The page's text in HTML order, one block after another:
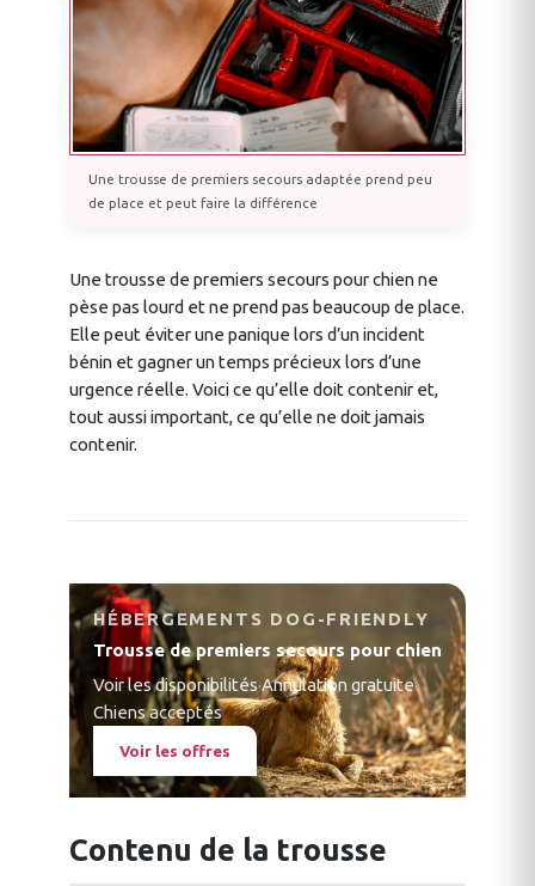
Une trousse de premiers secours adaptée prend peu
de place et peut faire la différence
Une trousse de premiers secours pour chien ne
pèse pas lourd et ne prend pas beaucoup de place.
Elle peut éviter une panique lors d’un incident
bénin et gagner un temps précieux lors d’une
urgence réelle. Voici ce qu’elle doit contenir et,
tout aussi important, ce qu’elle ne doit jamais
contenir.
HÉBERGEMENTS DOG-FRIENDLY
Trousse de premiers secours pour chien
Voir les disponibilités·Annulation gratuite·
Chiens acceptés
Voir les offres
Contenu de la trousse